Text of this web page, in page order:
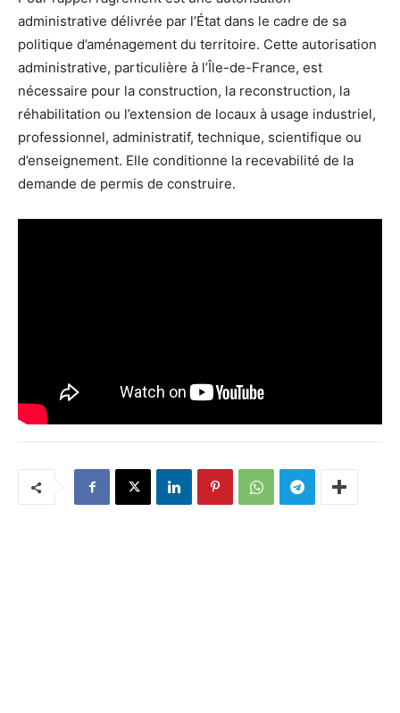
administrative délivrée par l’État dans le cadre de sa
politique d’aménagement du territoire. Cette autorisation
administrative, particulière à l’Île-de-France, est
nécessaire pour la construction, la reconstruction, la
réhabilitation ou l’extension de locaux à usage industriel,
professionnel, administratif, technique, scientifique ou
d’enseignement. Elle conditionne la recevabilité de la
demande de permis de construire.